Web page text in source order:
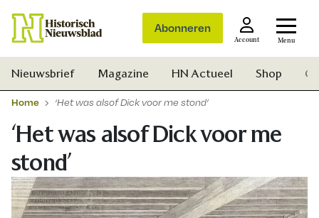
Abonneren
Account Menu
Nieuwsbrief Magazine HN Actueel Shop
Home ‘Het was alsof Dick voor me stond’
‘Het was alsof Dick voor me
stond’